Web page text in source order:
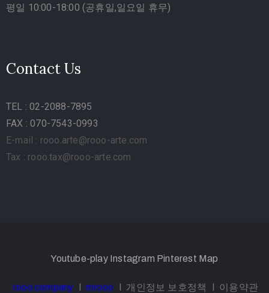
평일 10:00-18:00 (공휴일,일요일 휴무)
Contact Us
TEL : 02-2088-7895
FAX : 070-7543-0993
E-mail : rooo.arte@rooo-arte.com
Tax : rooo.tax@rooo-arte.com
Youtube-play Instagram Pinterest Map
rooo.company lmrooo l 개인정보 보호정책 l 이용약관